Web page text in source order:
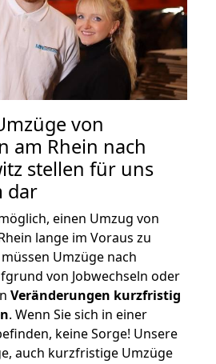
von
am Rhein nach
stellen für uns
dar
einen Umzug von
lange im Voraus zu
Umzüge nach
von Jobwechseln oder
Veränderungen kurzfristig
. Wenn Sie sich in einer
keine Sorge! Unsere
auch kurzfristige Umzüge